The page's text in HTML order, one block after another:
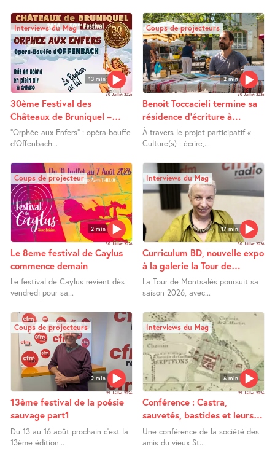
13 min
Interviews du Mag
30 Juillet 2026
30ème Festival des
Châteaux de Bruniquel –
Orphée aux Enfers
"Orphée aux Enfers" : opéra-bouffe
d’Offenbach...
2 min
Coups de projecteurs
30 Juillet 2026
Benoit Toccacieli termine sa
résidence d’écriture à
Lafrançaise
À travers le projet participatif «
Culture(s) : écrire,...
2 min
Coups de projecteur
30 Juillet 2026
Le 8eme festival de Caylus
commence demain
Le festival de Caylus revient dès
vendredi pour sa...
17 min
Interviews du Mag
30 Juillet 2026
Curriculum BD, nouvelle expo
à la galerie la Tour de
Montsalès
La Tour de Montsalès poursuit sa
saison 2026, avec...
2 min
Coups de projecteurs
29 Juillet 2026
13ème festival de la poésie
sauvage part1
Du 13 au 16 août prochain c’est la
13ème édition...
6 min
Interviews du Mag
29 Juillet 2026
Conférence : Castra,
sauvetés, bastides et leurs
extensions entre Bas Quercy
et Bas Rouergue
Une conférence de la société des
amis du vieux St...